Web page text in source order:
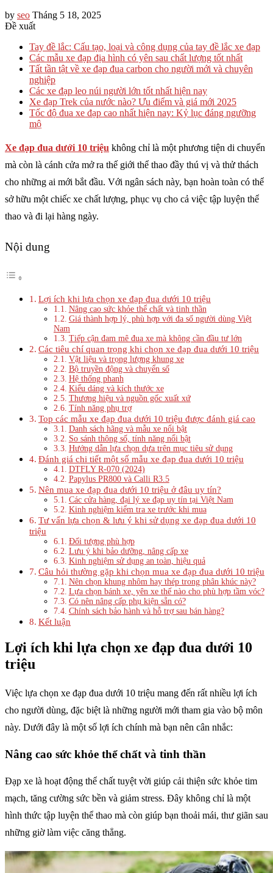
by seo Tháng 5 18, 2025
Đề xuất
Tay đề lắc: Cấu tạo, loại và công dụng của tay đề lắc xe đạp
Các mẫu xe đạp địa hình có yên sau chất lượng tốt nhất
Tất tần tật về xe đạp đua carbon cho người mới và chuyên
nghiệp
Các xe đạp leo núi người lớn tốt nhất hiện nay
Xe đạp Trek của nước nào? Ưu điểm và giá mới 2025
Tốc độ đua xe đạp cao nhất hiện nay: Kỷ lục đáng ngưỡng
mộ
Xe đạp đua dưới 10 triệu không chỉ là một phương tiện di chuyển
mà còn là cánh cửa mở ra thế giới thể thao đầy thú vị và thử thách
cho những ai mới bắt đầu. Với ngân sách này, bạn hoàn toàn có thể
sở hữu một chiếc xe chất lượng, phục vụ cho cả việc tập luyện thể
thao và đi lại hàng ngày.
Nội dung
Lợi ích khi lựa chọn xe đạp đua dưới 10 triệu
Nâng cao sức khỏe thể chất và tinh thần
Giá thành hợp lý, phù hợp với đa số người dùng Việt
Nam
Tiếp cận đam mê đua xe mà không cần đầu tư lớn
Các tiêu chí quan trọng khi chọn xe đạp đua dưới 10 triệu
Vật liệu và trọng lượng khung xe
Bộ truyền động và chuyển số
Hệ thống phanh
Kiểu dáng và kích thước xe
Thương hiệu và nguồn gốc xuất xứ
Tính năng phụ trợ
Top các mẫu xe đạp đua dưới 10 triệu được đánh giá cao
Danh sách hãng và mẫu xe nổi bật
So sánh thông số, tính năng nổi bật
Hướng dẫn lựa chọn dựa trên mục tiêu sử dụng
Đánh giá chi tiết một số mẫu xe đạp đua dưới 10 triệu
DTFLY R-070 (2024)
Papylus PR800 và Calli R3.5
Nên mua xe đạp đua dưới 10 triệu ở đâu uy tín?
Các cửa hàng, đại lý xe đạp uy tín tại Việt Nam
Kinh nghiệm kiểm tra xe trước khi mua
Tư vấn lựa chọn & lưu ý khi sử dụng xe đạp đua dưới 10
triệu
Đối tượng phù hợp
Lưu ý khi bảo dưỡng, nâng cấp xe
Kinh nghiệm sử dụng an toàn, hiệu quả
Câu hỏi thường gặp khi chọn mua xe đạp đua dưới 10 triệu
Nên chọn khung nhôm hay thép trong phân khúc này?
Lựa chọn bánh xe, yên xe thế nào cho phù hợp tầm vóc?
Có nên nâng cấp phụ kiện sẵn có?
Chính sách bảo hành và hỗ trợ sau bán hàng?
Kết luận
Lợi ích khi lựa chọn xe đạp đua dưới 10
triệu
Việc lựa chọn xe đạp đua dưới 10 triệu mang đến rất nhiều lợi ích
cho người dùng, đặc biệt là những người mới tham gia vào bộ môn
này. Dưới đây là một số lợi ích chính mà bạn nên cân nhắc:
Nâng cao sức khỏe thể chất và tinh thần
Đạp xe là hoạt động thể chất tuyệt vời giúp cải thiện sức khỏe tim
mạch, tăng cường sức bền và giảm stress. Đây không chỉ là một
hình thức tập luyện thể thao mà còn giúp bạn thoải mái, thư giãn sau
những giờ làm việc căng thẳng.